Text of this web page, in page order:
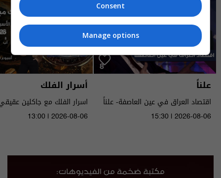
علناً
اقتصاد العراق في عين العاصفة- علناً
م٥ - الحلقة ٨ | الموسم ٥
15:30 | 2026-08-06
أسرار الفلك
الى ١٤ آب ٢٠٢٦ | 2026
13:00 | 2026-08-06
Consent
Manage options